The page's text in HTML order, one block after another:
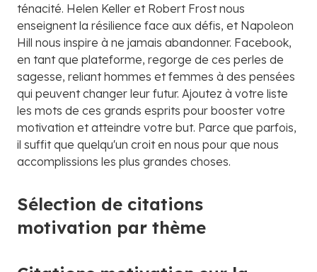
ténacité. Helen Keller et Robert Frost nous
enseignent la résilience face aux défis, et Napoleon
Hill nous inspire à ne jamais abandonner. Facebook,
en tant que plateforme, regorge de ces perles de
sagesse, reliant hommes et femmes à des pensées
qui peuvent changer leur futur. Ajoutez à votre liste
les mots de ces grands esprits pour booster votre
motivation et atteindre votre but. Parce que parfois,
il suffit que quelqu'un croit en nous pour que nous
accomplissions les plus grandes choses.
Sélection de citations
motivation par thème